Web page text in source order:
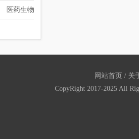
医药生物
网站首页 / 关
CopyRight 2017-2025 All